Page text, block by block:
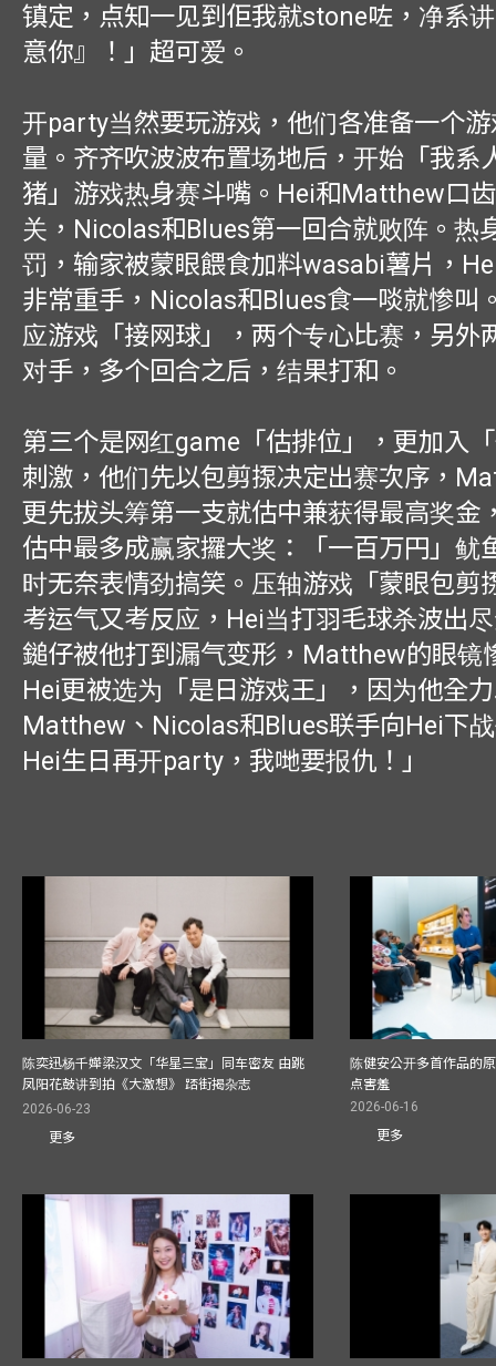
镇定，点知一见到佢我就stone咗，净系
意你』！」超可爱。
开party当然要玩游戏，他们各准备一个
量。齐齐吹波波布置场地后，开始「我系
猪」游戏热身赛斗嘴。Hei和Matthew口
关，Nicolas和Blues第一回合就败阵。热
罚，输家被蒙眼餵食加料wasabi薯片，
非常重手，Nicolas和Blues食一啖就惨叫
应游戏「接网球」，两个专心比赛，另外
对手，多个回合之后，结果打和。
第三个是网红game「估排位」，更加入
刺激，他们先以包剪揼决定出赛次序，
更先拔头筹第一支就估中兼获得最高奖金
估中最多成赢家攞大奖：「一百万円」鱿
时无奈表情劲搞笑。压轴游戏「蒙眼包剪
考运气又考反应，Hei当打羽毛球杀波出
鎚仔被他打到漏气变形，Matthew的眼镜
Hei更被选为「是日游戏王」，因为他全
Matthew、Nicolas和Blues联手向Hei下
Hei生日再开party，我哋要报仇！」
陈奕迅杨千嬅梁汉文「华星三宝」同车密友 由跳
凤阳花鼓讲到拍《大激想》 踎街揭杂志
2026-06-23
更多
陈健安公开多首作品的
点害羞
2026-06-16
更多